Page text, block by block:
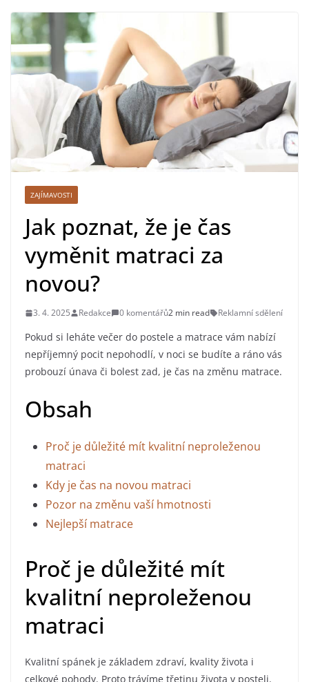
ZAJÍMAVOSTI
Jak poznat, že je čas
vyměnit matraci za
novou?
3. 4. 2025 Redakce 0 komentářů2 min read Reklamní sdělení
Pokud si leháte večer do postele a matrace vám nabízí
nepříjemný pocit nepohodlí, v noci se budíte a ráno vás
probouzí únava či bolest zad, je čas na změnu matrace.
Obsah
Proč je důležité mít kvalitní neproleženou
matraci
Kdy je čas na novou matraci
Pozor na změnu vaší hmotnosti
Nejlepší matrace
Proč je důležité mít
kvalitní neproleženou
matraci
Kvalitní spánek je základem zdraví, kvality života i
celkové pohody. Proto trávíme třetinu života v posteli.